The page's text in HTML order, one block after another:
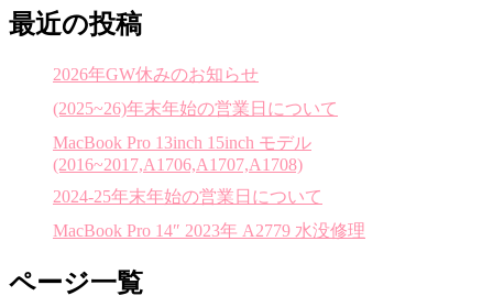
最近の投稿
2026年GW休みのお知らせ
(2025~26)年末年始の営業日について
MacBook Pro 13inch 15inch モデル
(2016~2017,A1706,A1707,A1708)
2024-25年末年始の営業日について
MacBook Pro 14″ 2023年 A2779 水没修理
ページ一覧